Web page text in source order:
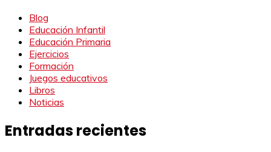
Blog
Educación Infantil
Educación Primaria
Ejercicios
Formación
Juegos educativos
Libros
Noticias
Entradas recientes